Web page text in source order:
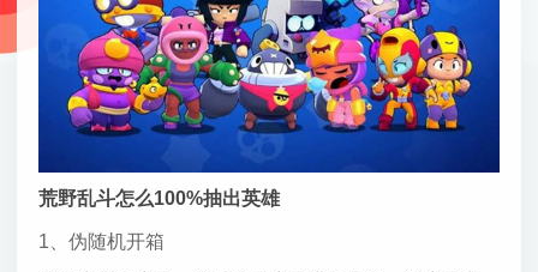
荒野乱斗怎么100%抽出英雄
1、伪随机开箱